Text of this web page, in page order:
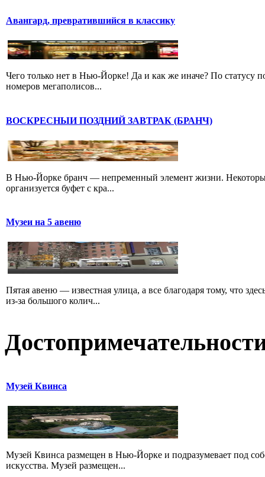
Авангард, превратившийся в классику
Чего только нет в Нью-Йорке! Да и как же иначе? По статусу
номеров мегаполисов...
ВОСКРЕСНЫИ ПОЗДНИЙ ЗАВТРАК (БРАНЧ)
В Нью-Йорке бранч — непременный элемент жизни.
организуется буфет с кра...
Музеи на 5 авеню
Пятая авеню — известная улица, а все благодаря тому, что
из-за большого колич...
Музей Квинса
Музей Квинса размещен в Нью-Йорке и подразумевает под
искусства. Музей размещен...